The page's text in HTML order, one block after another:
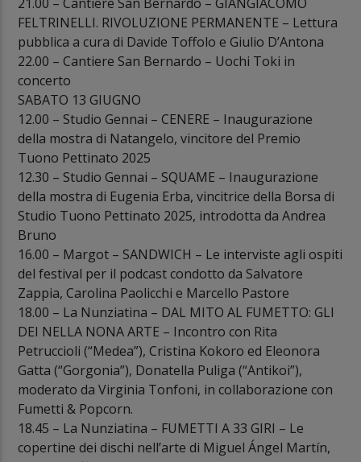
FELTRINELLI. RIVOLUZIONE PERMANENTE – Lettura
pubblica a cura di Davide Toffolo e Giulio D’Antona
22.00 – Cantiere San Bernardo – Uochi Toki in
concerto
SABATO 13 GIUGNO
12.00 – Studio Gennai – CENERE – Inaugurazione
della mostra di Natangelo, vincitore del Premio
Tuono Pettinato 2025
12.30 – Studio Gennai – SQUAME – Inaugurazione
della mostra di Eugenia Erba, vincitrice della Borsa di
Studio Tuono Pettinato 2025, introdotta da Andrea
Bruno
16.00 – Margot – SANDWICH – Le interviste agli ospiti
del festival per il podcast condotto da Salvatore
Zappia, Carolina Paolicchi e Marcello Pastore
18.00 – La Nunziatina – DAL MITO AL FUMETTO: GLI
DEI NELLA NONA ARTE – Incontro con Rita
Petruccioli (“Medea”), Cristina Kokoro ed Eleonora
Gatta (“Gorgonia”), Donatella Puliga (“Antikoi”),
moderato da Virginia Tonfoni, in collaborazione con
Fumetti & Popcorn.
18.45 – La Nunziatina – FUMETTI A 33 GIRI – Le
copertine dei dischi nell’arte di Miguel Ángel Martín,